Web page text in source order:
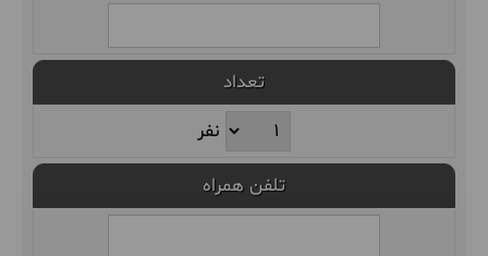
تعداد
نفر
تلفن همراه